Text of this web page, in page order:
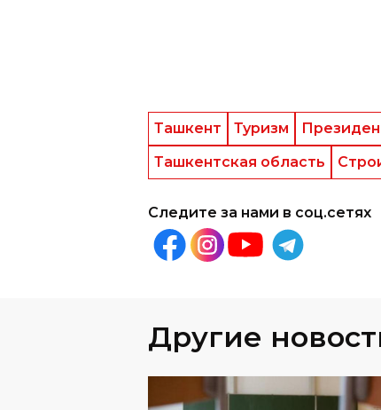
Следите за нами в соц.сетях
Другие новости